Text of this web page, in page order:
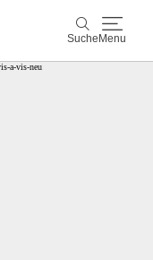
Suche Menu